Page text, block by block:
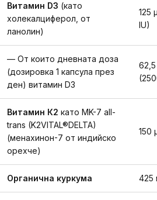
Витамин D3 (като
холекалциферол, от
ланолин)
125
IU)
— От които дневната доза
(дозировка 1 капсула през
ден) витамин D3
Витамин К2 като MK-7 all-
trans (K2VITAL®DELTA)
(менахинон-7 от индийско
орехче)
150
Органична куркума 425